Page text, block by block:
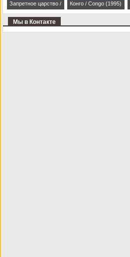
Запретное царство /
The Forbidden
Конго / Congo (1995)
Мы в Контакте